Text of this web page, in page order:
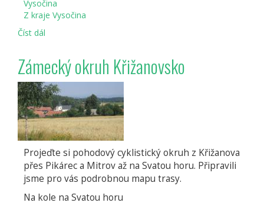
Vysočina
Z kraje Vysočina
Číst dál
staré
železniční
trati
do
Přibyslavi
Zámecký okruh Křižanovsko
Projeďte si pohodový cyklistický okruh z Křižanova
přes Pikárec a Mitrov až na Svatou horu. Připravili
jsme pro vás podrobnou mapu trasy.
Na kole na Svatou horu